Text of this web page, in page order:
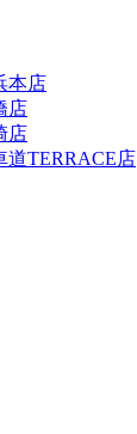
本店
店
店
TERRACE店